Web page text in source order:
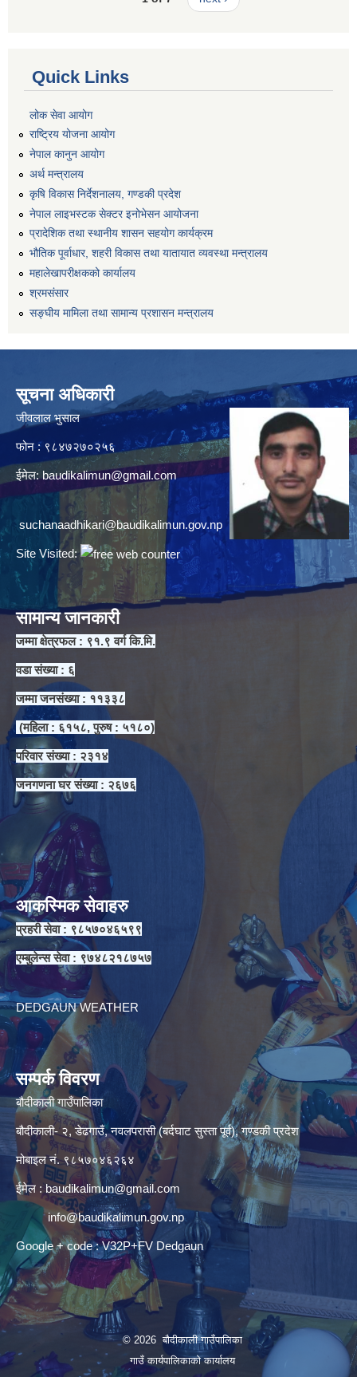
Quick Links
लोक सेवा आयोग
राष्ट्रिय योजना आयोग
नेपाल कानुन आयोग
अर्थ मन्त्रालय
कृषि विकास निर्देशनालय, गण्डकी प्रदेश
नेपाल लाइभस्टक सेक्टर इनोभेसन आयोजना
प्रादेशिक तथा स्थानीय शासन सहयोग कार्यक्रम
भौतिक पूर्वाधार, शहरी विकास तथा यातायात व्यवस्था मन्त्रालय
महालेखापरीक्षकको कार्यालय
श्रमसंसार
सङ्घीय मामिला तथा सामान्य प्रशासन मन्त्रालय
सूचना अधिकारी
जीवलाल भुसाल
फोन : ९८४७२७०२५६
ईमेल: baudikalimun@gmail.com
suchanaadhikari@baudikalimun.gov.np
Site Visited:
सामान्य जानकारी
जम्मा क्षेत्रफल : ९१.९ वर्ग कि.मि.
वडा संख्या : ६
जम्मा जनसंख्या : ११३३८
(महिला : ६१५८, पुरुष : ५१८०)
परिवार संख्या : २३१४
जनगणना घर संख्या : २६७६
आकस्मिक सेवाहरु
प्रहरी सेवा : ९८५७०४६५९९
एम्बुलेन्स सेवा : ९७४८२१८७५७
DEDGAUN WEATHER
सम्पर्क विवरण
बौदीकाली गाउँपालिका
बौदीकाली- २, डेढगाउँ, नवलपरासी (बर्दघाट सुस्ता पूर्व), गण्डकी प्रदेश
मोबाइल नं. ९८५७०४६२६४
ईमेल : baudikalimun@gmail.com
info@baudikalimun.gov.np
Google + code : V32P+FV Dedgaun
© 2026 बौदीकाली गाउँपालिका
गाउँ कार्यपालिकाको कार्यालय